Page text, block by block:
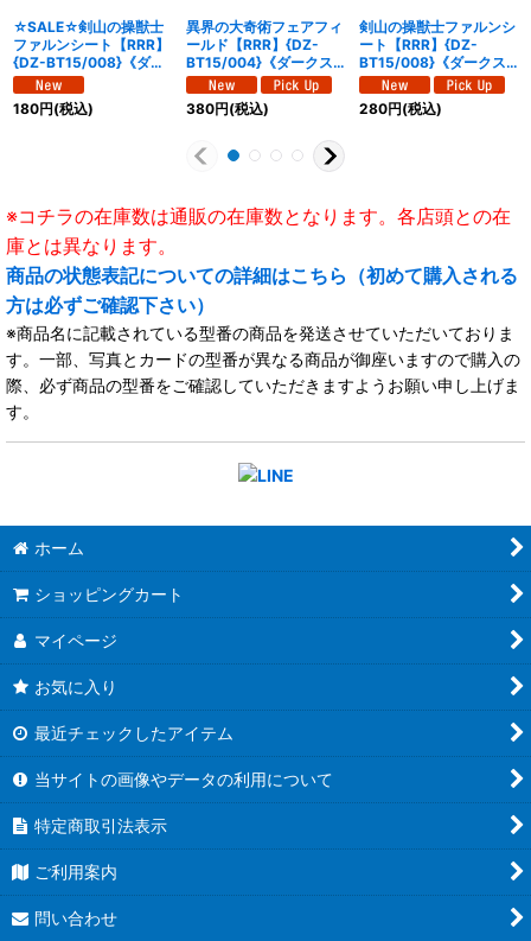
☆SALE☆剣山の操獣士
ファルンシート【RRR】
{DZ-BT15/008}《ダー
クステイツ》
180円(税込)
異界の大奇術フェアフィ
ールド【RRR】{DZ-
BT15/004}《ダークス
テイツ》
380円(税込)
剣山の操獣士ファルンシ
ート【RRR】{DZ-
BT15/008}《ダークス
テイツ》
280円(税込)
※コチラの在庫数は通販の在庫数となります。各店頭との在
庫とは異なります。
商品の状態表記についての詳細はこちら（初めて購入される
方は必ずご確認下さい）
※商品名に記載されている型番の商品を発送させていただいておりま
す。一部、写真とカードの型番が異なる商品が御座いますので購入の
際、必ず商品の型番をご確認していただきますようお願い申し上げま
す。
ホーム
ショッピングカート
マイページ
お気に入り
最近チェックしたアイテム
当サイトの画像やデータの利用について
特定商取引法表示
ご利用案内
問い合わせ